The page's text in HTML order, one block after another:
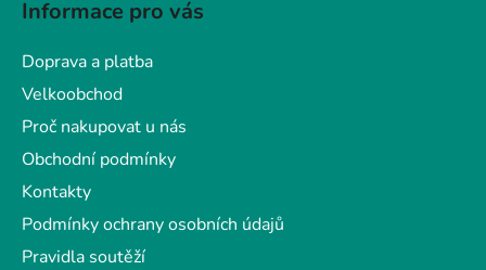
Informace pro vás
Doprava a platba
Velkoobchod
Proč nakupovat u nás
Obchodní podmínky
Kontakty
Podmínky ochrany osobních údajů
Pravidla soutěží